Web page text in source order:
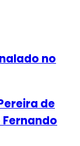
no
de